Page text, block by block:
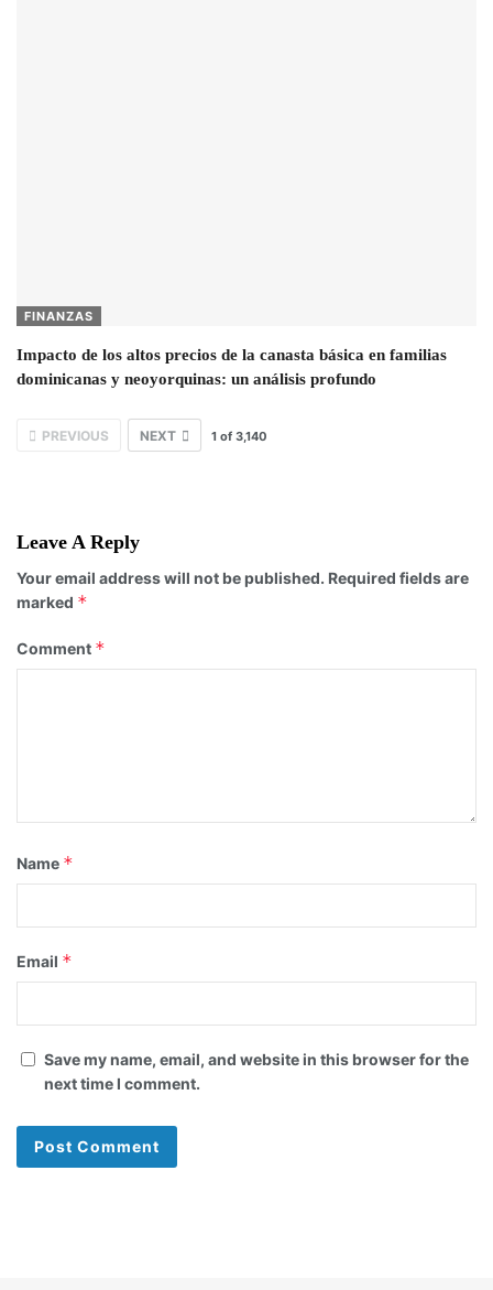
FINANZAS
Impacto de los altos precios de la canasta básica en familias
dominicanas y neoyorquinas: un análisis profundo
PREVIOUS NEXT 1 of 3,140
Leave A Reply
Your email address will not be published. Required fields are
marked *
Comment *
Name *
Email *
Save my name, email, and website in this browser for the
next time I comment.